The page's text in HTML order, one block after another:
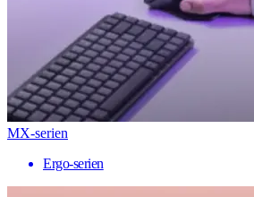
MX-serien
Ergo-serien